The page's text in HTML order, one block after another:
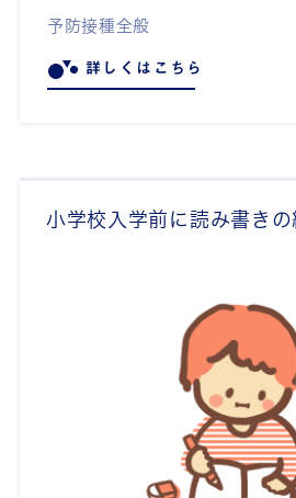
予防接種全般
詳しくはこちら
小学校入学前に読み書きの